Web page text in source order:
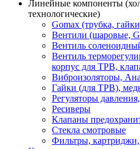
Линейные компоненты
технологические)
Gomax (трубка,
Вентили (шаровые,
Вентиль
Вентиль
корпус для ТРВ,
Виброизоляторы,
Гайки (для ТРВ),
Регуляторы
Ресиверы
Клапаны
Стекла смотровые
Фильтры, картриджи,